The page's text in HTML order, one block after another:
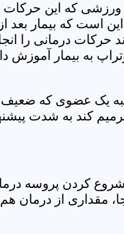
که این
است که بیمار
حرکات درمانی را
به بیمار
یک عضوی که
کند به شدت
شروع کردن پروسه
مقداری از درمان